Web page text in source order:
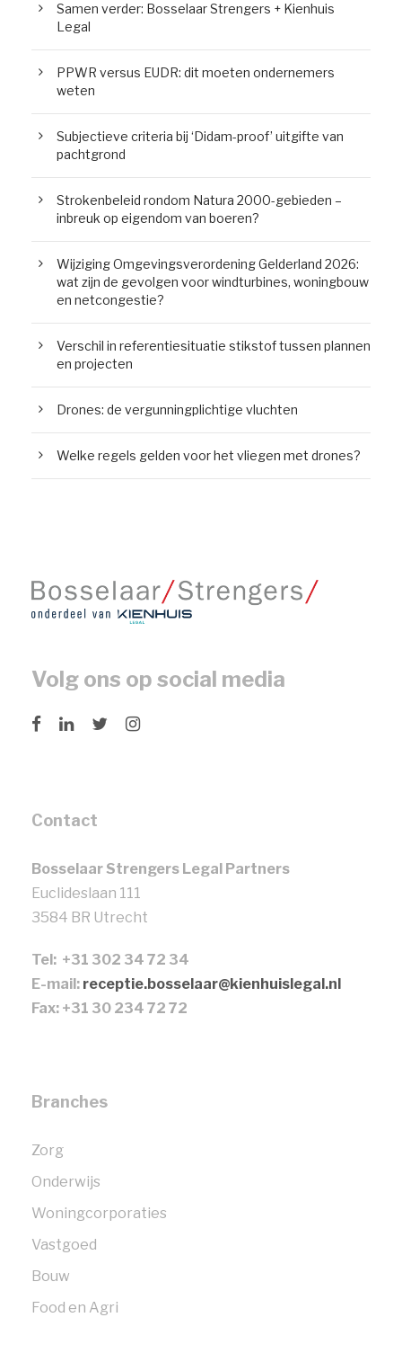
Samen verder: Bosselaar Strengers + Kienhuis
Legal
PPWR versus EUDR: dit moeten ondernemers
weten
Subjectieve criteria bij ‘Didam-proof’ uitgifte van
pachtgrond
Strokenbeleid rondom Natura 2000-gebieden –
inbreuk op eigendom van boeren?
Wijziging Omgevingsverordening Gelderland 2026:
wat zijn de gevolgen voor windturbines, woningbouw
en netcongestie?
Verschil in referentiesituatie stikstof tussen plannen
en projecten
Drones: de vergunningplichtige vluchten
Welke regels gelden voor het vliegen met drones?
Volg ons op social media
Contact
Bosselaar Strengers Legal Partners
Euclideslaan 111
3584 BR Utrecht
Tel: +31 302 34 72 34
E-mail: receptie.bosselaar@kienhuislegal.nl
Fax: +31 30 234 72 72
Branches
Zorg
Onderwijs
Woningcorporaties
Vastgoed
Bouw
Food en Agri